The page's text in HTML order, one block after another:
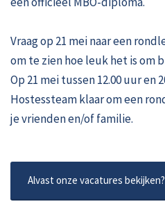
Vraag op 21 mei naar een
om te zien hoe leuk het is om
Op 21 mei tussen 12.00 uur en
Hostessteam klaar om een
je vrienden en/of familie.
Alvast onze vacatures bekijken?